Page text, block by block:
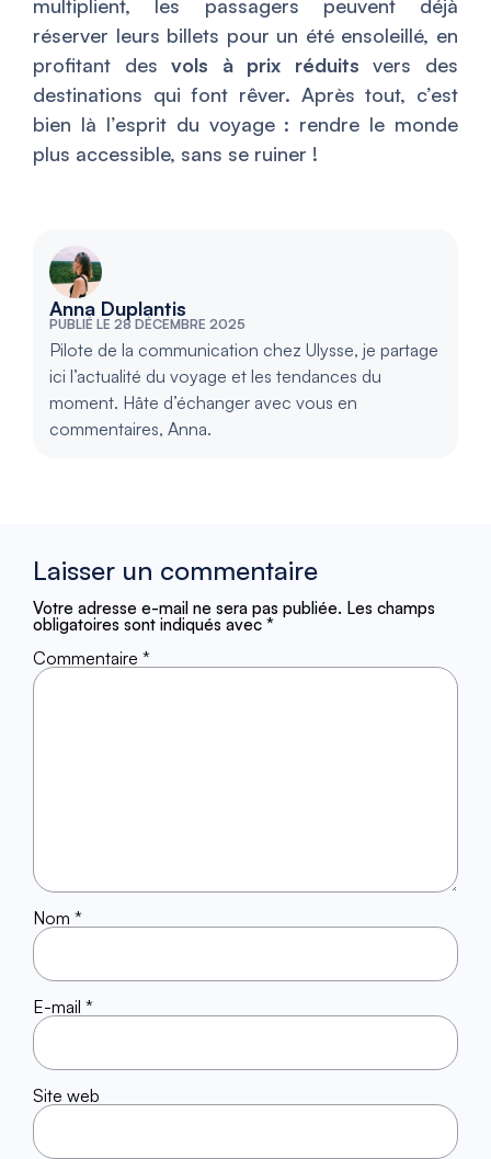
multiplient, les passagers peuvent déjà
réserver leurs billets pour un été ensoleillé, en
profitant desvols à prix réduits vers des
destinations qui font rêver. Après tout, c’est
bien là l’esprit du voyage : rendre le monde
plus accessible, sans se ruiner !
Anna Duplantis
PUBLIÉ LE 28 DÉCEMBRE 2025
Pilote de la communication chez Ulysse, je partage
ici l’actualité du voyage et les tendances du
moment. Hâte d’échanger avec vous en
commentaires, Anna.
Laisser un commentaire
Votre adresse e-mail ne sera pas publiée. Les champs
obligatoires sont indiqués avec *
Commentaire *
Nom *
E-mail *
Site web